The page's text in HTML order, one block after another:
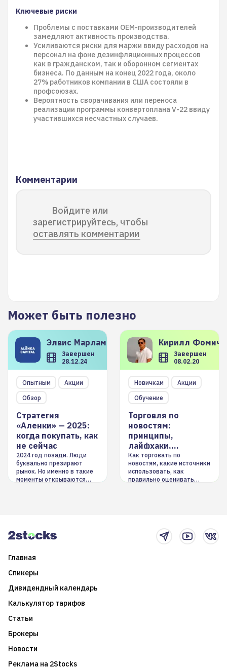
Ключевые риски
Проблемы с поставками OEM-производителей
замедляют активность производства.
Усиливаются риски для маржи ввиду расходов на
персонал на фоне дезинфляционных процессов
как в гражданском, так и оборонном сегментах
бизнеса. По данным на конец 2022 года, около
27% работников компании в США состояли в
профсоюзах.
Вероятность сворачивания или переноса
реализации программы конвертоплана V-22 ввиду
участившихся несчастных случаев.
Комментарии
Войдите или
зарегистрируйтесь, чтобы
оставлять комментарии
Может быть полезно
Элвис Марламов
Завершен
28.12.24
Опытным
Акции
Обзор
Стратегия
«Аленки» — 2025:
когда покупать, как
не сейчас
2024 год позади. Люди
буквально презирают
рынок. Но именно в такие
моменты открываются
Кирилл
Завершен
08.02.20
Новичкам
Акции
Обучение
Торговля по
новостям:
принципы,
лайфхаки,
инструменты
Как торговать по
новостям, какие источники
использовать, как
правильно оценивать
Главная
Спикеры
Дивидендный календарь
Калькулятор тарифов
Статьи
Брокеры
Новости
Реклама на 2Stocks